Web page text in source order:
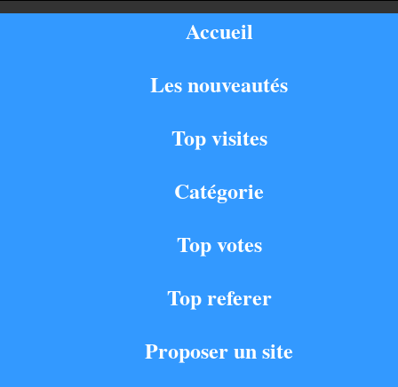
Accueil
Les nouveautés
Top visites
Catégorie
Top votes
Top referer
Proposer un site